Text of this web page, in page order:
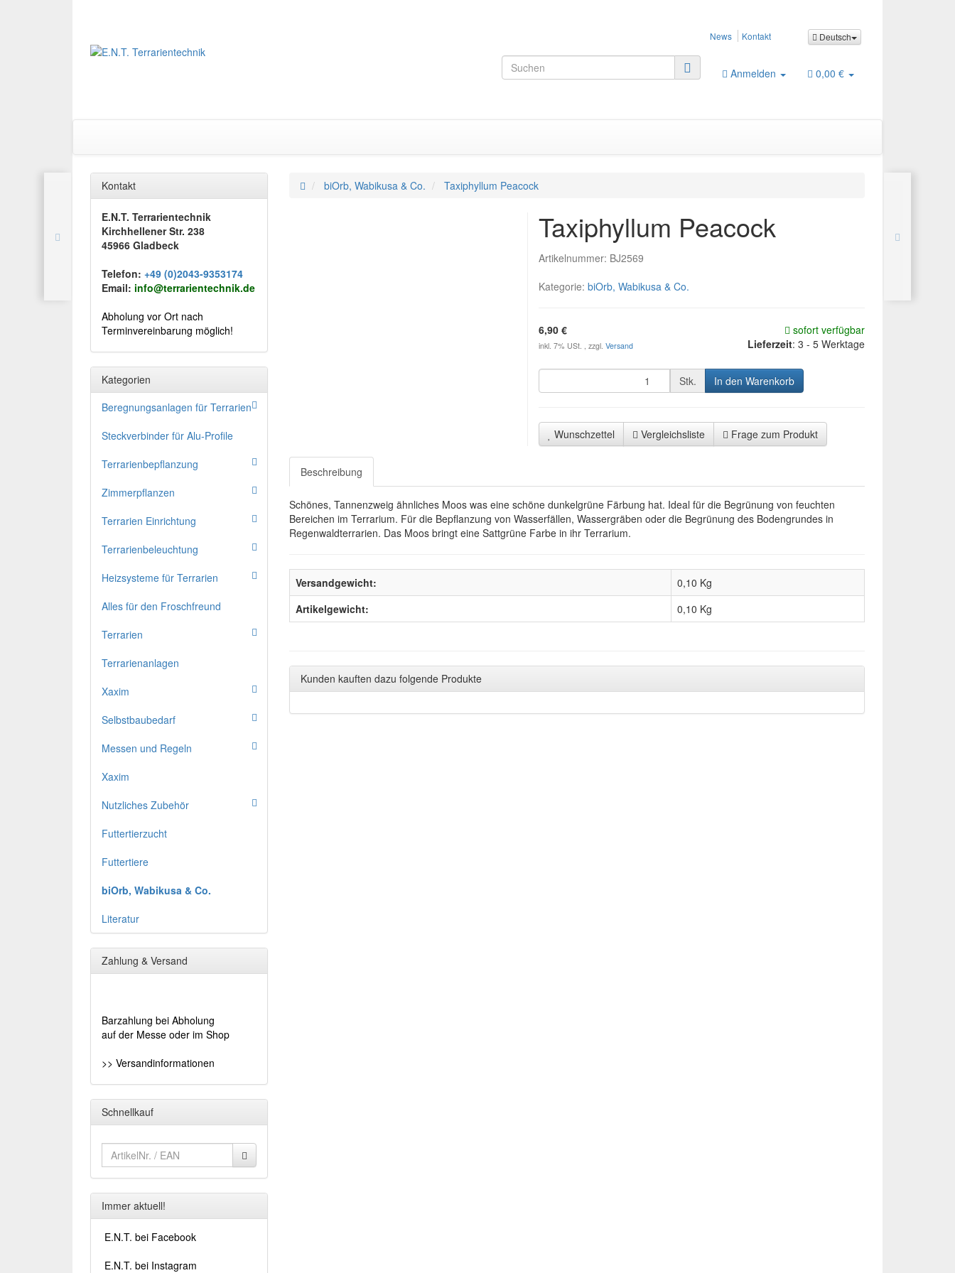
Deutsch
News Kontakt
Anmelden 0,00 €
biOrb, Wabikusa & Co. Taxiphyllum Peacock
Taxiphyllum Peacock
Artikelnummer: BJ2569
Kategorie: biOrb, Wabikusa & Co.
6,90 €
inkl. 7% USt. , zzgl. Versand
sofort verfügbar
Lieferzeit: 3 - 5 Werktage
Stk. In den Warenkorb
Wunschzettel Vergleichsliste Frage zum Produkt
Beschreibung
Schönes, Tannenzweig ähnliches Moos was eine schöne dunkelgrüne Färbung hat. Ideal für die Begrünung von feuchten
Bereichen im Terrarium. Für die Bepflanzung von Wasserfällen, Wassergräben oder die Begrünung des Bodengrundes in
Regenwaldterrarien. Das Moos bringt eine Sattgrüne Farbe in ihr Terrarium.
Versandgewicht:
0,10 Kg
Artikelgewicht:
0,10 Kg
Kunden kauften dazu folgende Produkte
Kontakt
E.N.T. Terrarientechnik
Kirchhellener Str. 238
45966 Gladbeck
Telefon: +49 (0)2043-9353174
Email: info@terrarientechnik.de
Abholung vor Ort nach
Terminvereinbarung möglich!
Kategorien
Beregnungsanlagen für Terrarien
Steckverbinder für Alu-Profile
Terrarienbepflanzung
Zimmerpflanzen
Terrarien Einrichtung
Terrarienbeleuchtung
Heizsysteme für Terrarien
Alles für den Froschfreund
Terrarien
Terrarienanlagen
Xaxim
Selbstbaubedarf
Messen und Regeln
Xaxim
Nutzliches Zubehör
Futtertierzucht
Futtertiere
biOrb, Wabikusa & Co.
Literatur
Zahlung & Versand
Barzahlung bei Abholung
auf der Messe oder im Shop
>> Versandinformationen
Schnellkauf
Immer aktuell!
E.N.T. bei Facebook
E.N.T. bei Instagram